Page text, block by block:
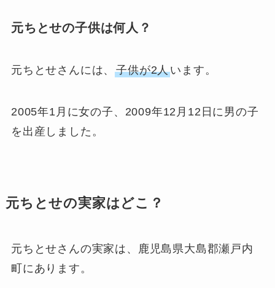
元ちとせの子供は何人？
元ちとせさんには、子供が2人います。
2005年1月に女の子、2009年12月12日に男の子
を出産しました。
元ちとせの実家はどこ？
元ちとせさんの実家は、鹿児島県大島郡瀬戸内
町にあります。